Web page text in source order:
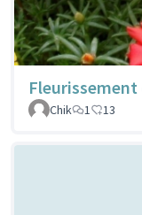
Chik
1 13